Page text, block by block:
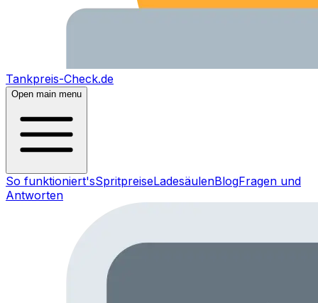
Tankpreis-Check.de
Open main menu
So funktioniert'sSpritpreiseLadesäulenBlogFragen und
Antworten